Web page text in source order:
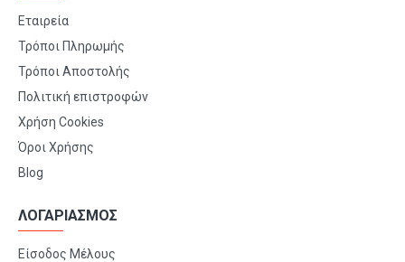
Εταιρεία
Τρόποι Πληρωμής
Τρόποι Αποστολής
Πολιτική επιστροφών
Χρήση Cookies
Όροι Χρήσης
Blog
ΛΟΓΑΡΙΑΣΜΟΣ
Είσοδος Μέλους